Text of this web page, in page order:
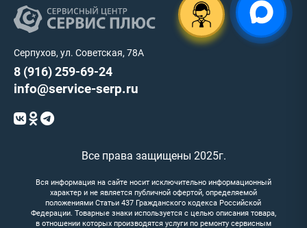
Серпухов, ул. Советская, 78А
8 (916) 259-69-24
info@service-serp.ru
Все права защищены 2025г.
Вся информация на сайте носит исключительно информационный
характер и не является публичной офертой, определяемой
положениями Статьи 437 Гражданского кодекса Российской
Федерации. Товарные знаки используется с целью описания товара,
в отношении которых производятся услуги по ремонту сервисным